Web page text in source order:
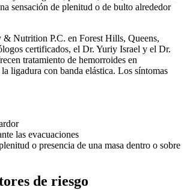
sensación de plenitud o de bulto alrededor
& Nutrition P.C. en Forest Hills, Queens,
certificados, el Dr. Yuriy Israel y el Dr.
tratamiento de hemorroides en
ligadura con banda elástica. Los síntomas
las evacuaciones
o presencia de una masa dentro o sobre
de riesgo